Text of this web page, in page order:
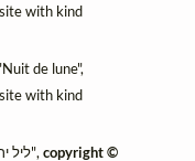
with kind
de lune",
with kind
(Max Mader) , "ליל ירח",copyright ©